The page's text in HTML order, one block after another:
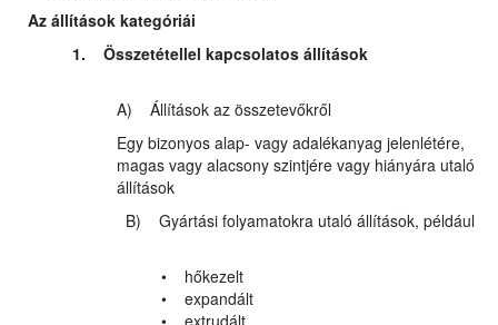
Az állítások kategóriái
1. Összetétellel kapcsolatos állítások
A) Állítások az összetevőkről
Egy bizonyos alap- vagy adalékanyag jelenlétére,
magas vagy alacsony szintjére vagy hiányára utaló
állítások
B) Gyártási folyamatokra utaló állítások, például
• hőkezelt
• expandált